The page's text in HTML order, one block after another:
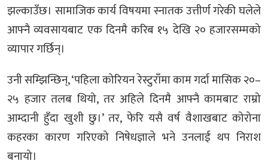
झल्काउँछ। सामाजिक कार्य विषयमा स्नातक उत्तीर्ण गरेकी घलेले
आफ्नै व्यवसायबाट एक दिनमै करिब १५ देखि २० हजारसम्मको
व्यापार गर्छिन्।
उनी सम्झिन्छिन्, ‘पहिला कोरियन रेस्टुराँमा काम गर्दा मासिक २०–
२५ हजार तलब थियो, तर अहिले दिनमै आफ्नै कामबाट राम्रो
आम्दानी हुँदा खुशी छु।’ तर, फेरि यसै वर्ष वैशाखबाट कोरोना
कहरका कारण गरिएको निषेधज्ञाले भने उनलाई थप निराश
बनायो।